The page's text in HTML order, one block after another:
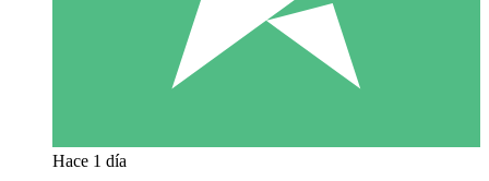
Hace 1 día